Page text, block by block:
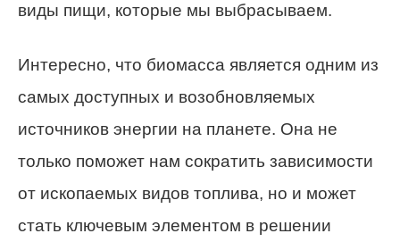
виды пищи, которые мы выбрасываем.
Интересно, что биомасса является одним из
самых доступных и возобновляемых
источников энергии на планете. Она не
только поможет нам сократить зависимости
от ископаемых видов топлива, но и может
стать ключевым элементом в решении